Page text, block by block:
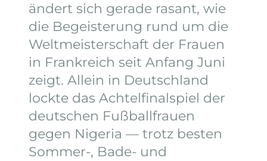
ändert sich gerade rasant, wie
die Begeisterung rund um die
Weltmeisterschaft der Frauen
in Frankreich seit Anfang Juni
zeigt. Allein in Deutschland
lockte das Achtelfinalspiel der
deutschen Fußballfrauen
gegen Nigeria — trotz besten
Sommer-, Bade- und